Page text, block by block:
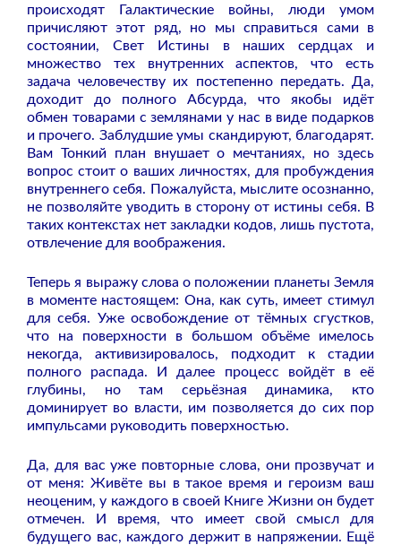
происходят Галактические войны, люди умом
причисляют этот ряд, но мы справиться сами в
состоянии, Свет Истины в наших сердцах и
множество тех внутренних аспектов, что есть
задача человечеству их постепенно передать. Да,
доходит до полного Абсурда, что якобы идёт
обмен товарами с землянами у нас в виде подарков
и прочего. Заблудшие умы скандируют, благодарят.
Вам Тонкий план внушает о мечтаниях, но здесь
вопрос стоит о ваших личностях, для пробуждения
внутреннего себя. Пожалуйста, мыслите осознанно,
не позволяйте уводить в сторону от истины себя. В
таких контекстах нет закладки кодов, лишь пустота,
отвлечение для воображения.
Теперь я выражу слова о положении планеты Земля
в моменте настоящем: Она, как суть, имеет стимул
для себя. Уже освобождение от тёмных сгустков,
что на поверхности в большом объёме имелось
некогда, активизировалось, подходит к стадии
полного распада. И далее процесс войдёт в её
глубины, но там серьёзная динамика, кто
доминирует во власти, им позволяется до сих пор
импульсами руководить поверхностью.
Да, для вас уже повторные слова, они прозвучат и
от меня: Живёте вы в такое время и героизм ваш
неоценим, у каждого в своей Книге Жизни он будет
отмечен. И время, что имеет свой смысл для
будущего вас, каждого держит в напряжении. Ещё